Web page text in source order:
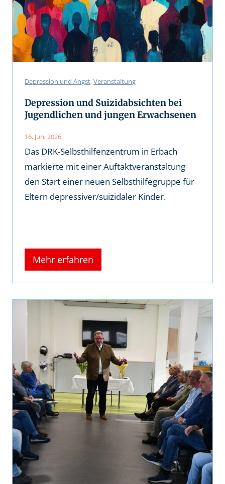
Depression und Angst, Veranstaltung
Depression und Suizidabsichten bei
Jugendlichen und jungen Erwachsenen
16. Juni 2026
Das DRK-Selbsthilfenzentrum in Erbach
markierte mit einer Auftaktveranstaltung
den Start einer neuen Selbsthilfegruppe für
Eltern depressiver/suizidaler Kinder.
Mehr erfahren